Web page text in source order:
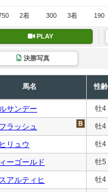
2着 300 3着 190
PLAY
決勝写真
馬名 性齢
サンデー 牡4
ラッシュ 牡4
リュウ 牡4
ーゴールド 牡5
アルティヒ 牡4